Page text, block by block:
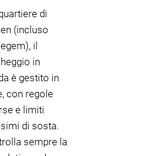
di
(incluso
il
in
è gestito in
con regole
e limiti
di sosta.
sempre la